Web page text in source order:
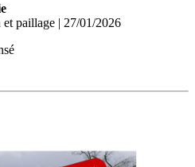
paillage | 27/01/2026